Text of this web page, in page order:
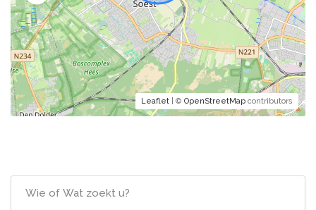
Leaflet | © OpenStreetMap contributors